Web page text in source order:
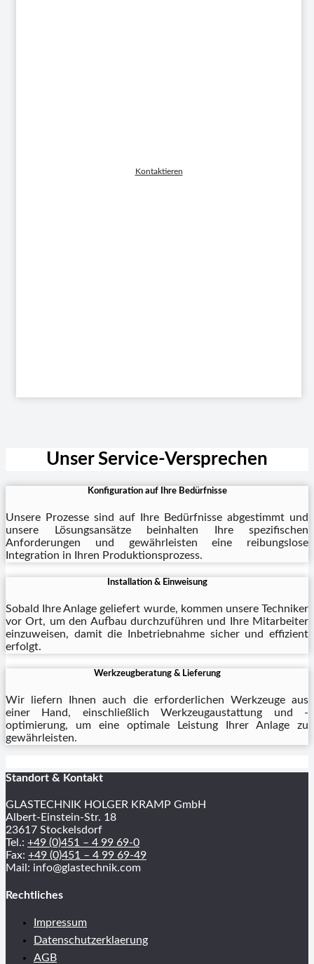
Kontaktieren
Unser Service-Versprechen
Konfiguration auf Ihre Bedürfnisse
Unsere Prozesse sind auf Ihre Bedürfnisse abgestimmt und
unsere Lösungsansätze beinhalten Ihre spezifischen
Anforderungen und gewährleisten eine reibungslose
Integration in Ihren Produktionsprozess.
Installation & Einweisung
Sobald Ihre Anlage geliefert wurde, kommen unsere Techniker
vor Ort, um den Aufbau durchzuführen und Ihre Mitarbeiter
einzuweisen, damit die Inbetriebnahme sicher und effizient
erfolgt.
Werkzeugberatung & Lieferung
Wir liefern Ihnen auch die erforderlichen Werkzeuge aus
einer Hand, einschließlich Werkzeugaustattung und -
optimierung, um eine optimale Leistung Ihrer Anlage zu
gewährleisten.
Standort & Kontakt
GLASTECHNIK HOLGER KRAMP GmbH
Albert-Einstein-Str. 18
23617 Stockelsdorf
Tel.: +49 (0)451 – 4 99 69-0
Fax: +49 (0)451 – 4 99 69-49
Mail: info@glastechnik.com
Rechtliches
Impressum
Datenschutzerklaerung
AGB